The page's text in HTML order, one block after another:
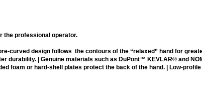
the professional operator.
curved design follows the contours of the “relaxed” hand for
durability. | Genuine materials such as DuPont™ KEVLAR® and
foam or hard-shell plates protect the back of the hand. | Low-